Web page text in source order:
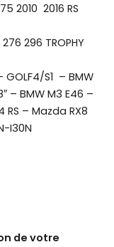
2010 2016 RS
296 TROPHY
GOLF4/S1 – BMW
– BMW M3 E46 –
RS – Mazda RX8
I30N
de votre